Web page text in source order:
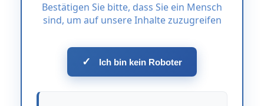
Bestätigen Sie bitte, dass Sie ein Mensch
sind, um auf unsere Inhalte zuzugreifen
✓ Ich bin kein Roboter